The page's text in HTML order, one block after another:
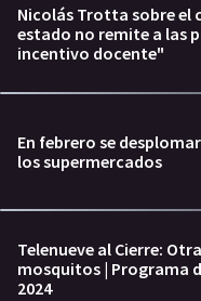
Nicolás Trotta sobre el
estado no remite a las
incentivo docente"
En febrero se
los supermercados
Telenueve al Cierre:
mosquitos | Programa
2024